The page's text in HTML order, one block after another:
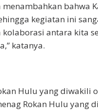
bahwa
kegiatan ini
antara kita
katanya.
Hulu yang diwakili
Rokan Hulu yang